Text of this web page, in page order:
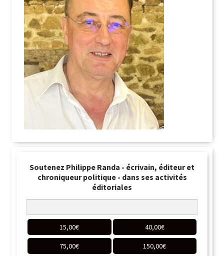
Soutenez Philippe Randa - écrivain, éditeur et
chroniqueur politique - dans ses activités
éditoriales
15,00€ 40,00€
75,00€ 150,00€